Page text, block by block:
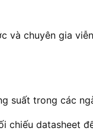
và chuyên gia
suất trong các
chiếu datasheet